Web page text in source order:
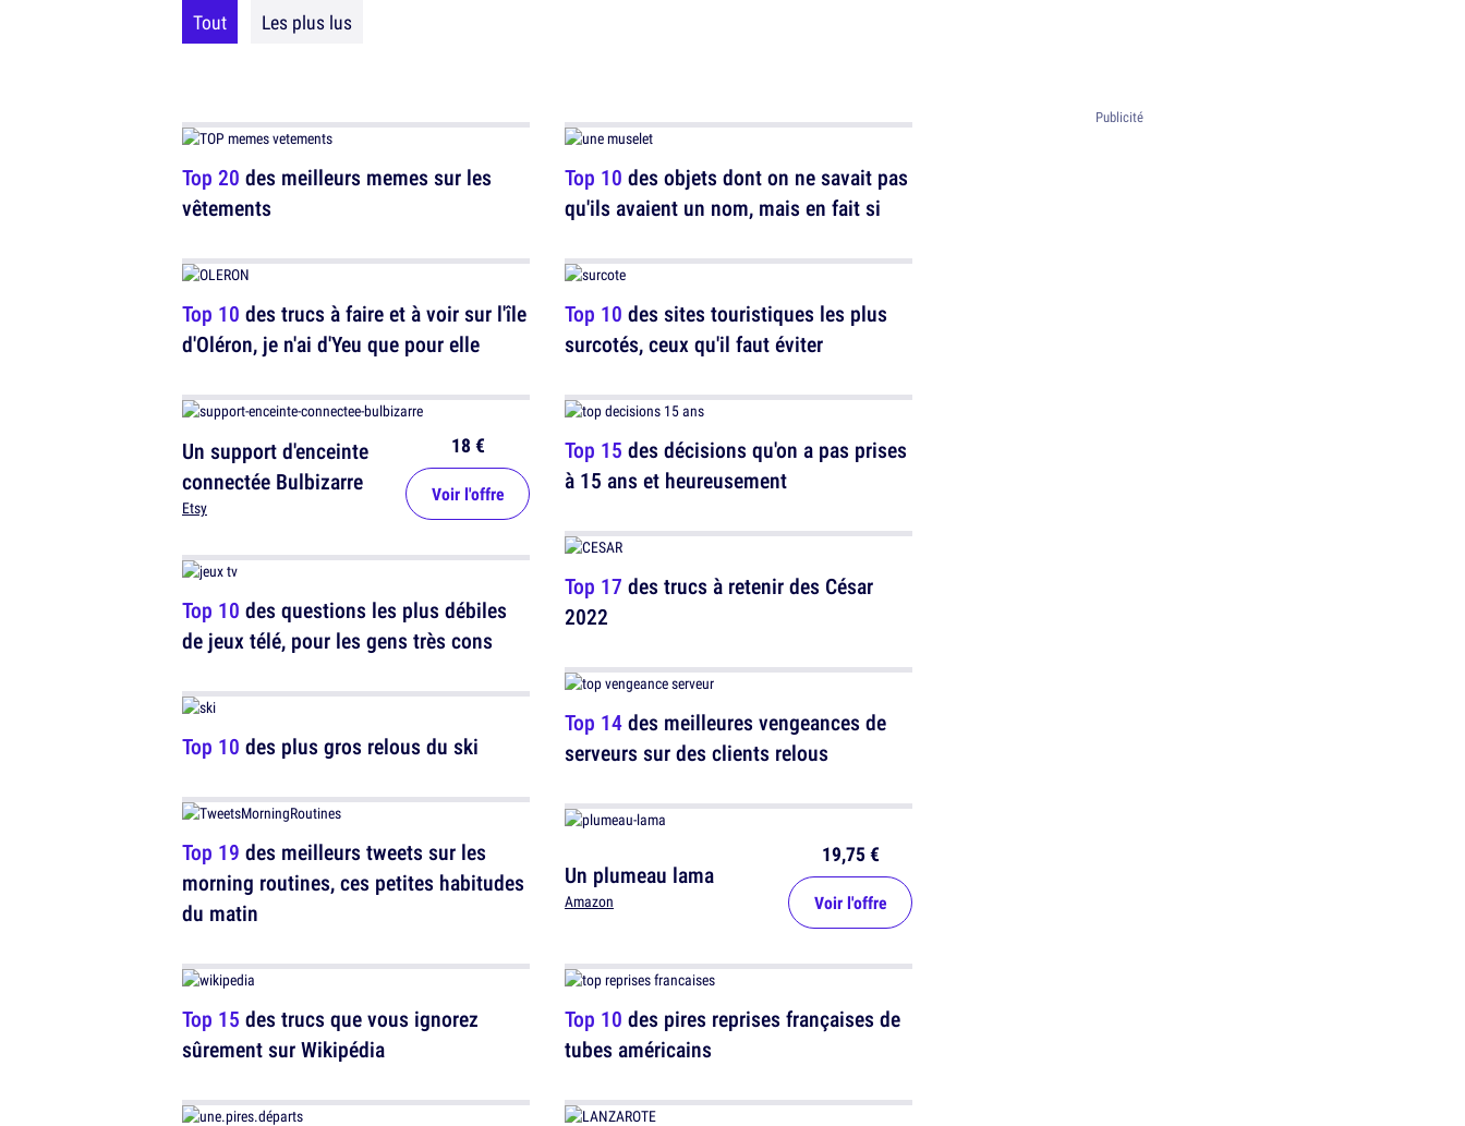
Tout Les plus lus
Top 20 des meilleurs memes sur les
vêtements
Top 10 des trucs à faire et à voir sur l'île
d'Oléron, je n'ai d'Yeu que pour elle
Un support d'enceinte
connectée Bulbizarre
Etsy
18 €
Voir l'offre
Top 10 des questions les plus débiles
de jeux télé, pour les gens très cons
Top 10 des plus gros relous du ski
Top 19 des meilleurs tweets sur les
morning routines, ces petites habitudes
du matin
Top 15 des trucs que vous ignorez
sûrement sur Wikipédia
Top 10 des objets dont on ne savait pas
qu'ils avaient un nom, mais en fait si
Top 10 des sites touristiques les plus
surcotés, ceux qu'il faut éviter
Top 15 des décisions qu'on a pas prises
à 15 ans et heureusement
Top 17 des trucs à retenir des César
2022
Top 14des meilleures vengeances de
serveurs sur des clients relous
Un plumeau lama
Amazon
19,75 €
Voir l'offre
Top 10 des pires reprises françaises de
tubes américains